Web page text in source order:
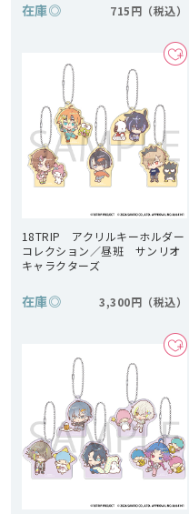
在庫◎ 715円
18TRIP アクリルキーホルダー
コレクション／昼班 サンリオ
キャラクターズ
在庫◎ 3,300円